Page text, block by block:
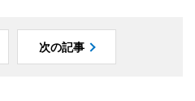
次の記事